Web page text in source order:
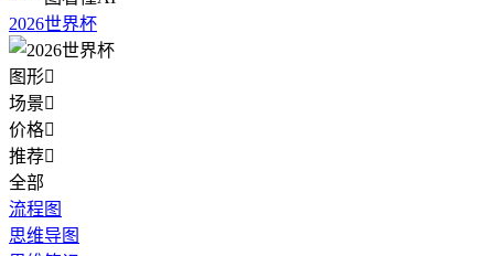
2026世界杯
图形
场景
价格
推荐
全部
流程图
思维导图